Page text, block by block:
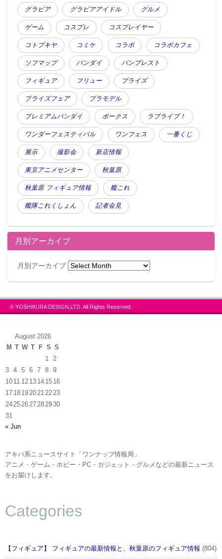
グラビア グラビアアイドル グルメ
ゲーム コスプレ コスプレイヤー
コトブキヤ コミケ コラボ コラボカフェ
ソフマップ バンダイ バンプレスト
フィギュア フリュー プライズ
プライズフェア プラモデル
プレミアムバンダイ ボークス ラブライブ！
ワンダーフェスティバル ワンフェス 一番くじ
展示 撮影会 新店情報
東京アニメセンター 秋葉原
秋葉原 フィギュア情報 艦これ
艦隊これくしょん 記者会見
月別アーカイブ
月別アーカイブ
© YOSHIKURA DESIGN,LTD. All Rights Reserved.
August 2026
M T W T F S S
1
2
3
4 5 6 7 8
9
10 11 12 13 14 15 16
17 18 19 20 21 22 23
24 25 26 27 28 2930
31
« Jun
アキバ系ニュースサイト「ワンナップ情報局」
アニメ・ゲーム・ホビー・PC・ガジェット・グルメなどの最新ニュース
をお届けします。
Categories
【フィギュア】 フィギュアの最新情報と、秋葉原のフィギュア情報 (804)